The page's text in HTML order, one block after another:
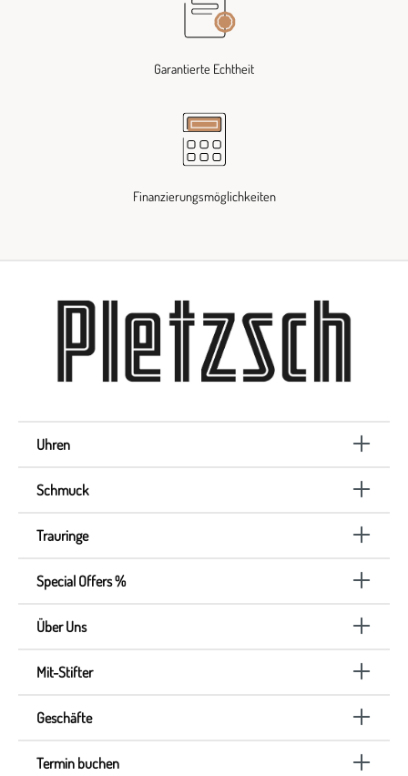
Garantierte Echtheit
Finanzierungsmöglichkeiten
Uhren
Schmuck
Trauringe
Special Offers %
Über Uns
Mit-Stifter
Geschäfte
Termin buchen